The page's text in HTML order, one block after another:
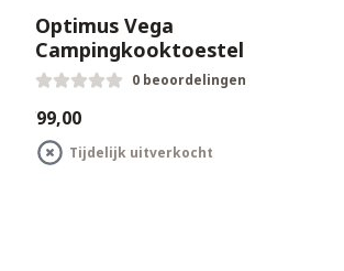
Optimus Vega
Campingkooktoestel
0 beoordelingen
€99,00
Tijdelijk uitverkocht